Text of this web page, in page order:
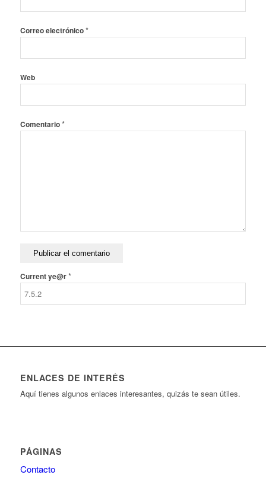
Correo electrónico*
Web
Comentario*
Current ye@r*
ENLACES DE INTERÉS
Aquí tienes algunos enlaces interesantes, quizás te sean útiles.
PÁGINAS
Contacto